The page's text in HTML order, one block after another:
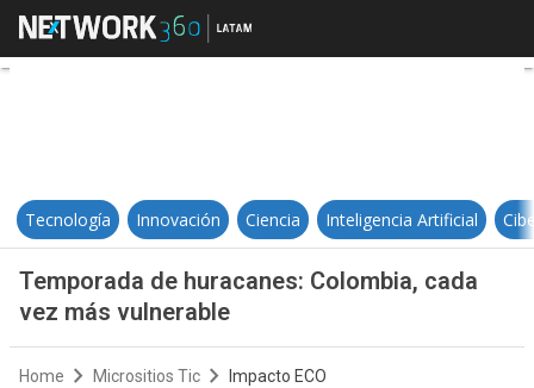
Temporada de huracanes:
Tecnología Innovación Ciencia Inteligencia Artificial
Temporada de huracanes: Colombia, cada
vez más vulnerable
Home Micrositios Tic Impacto ECO